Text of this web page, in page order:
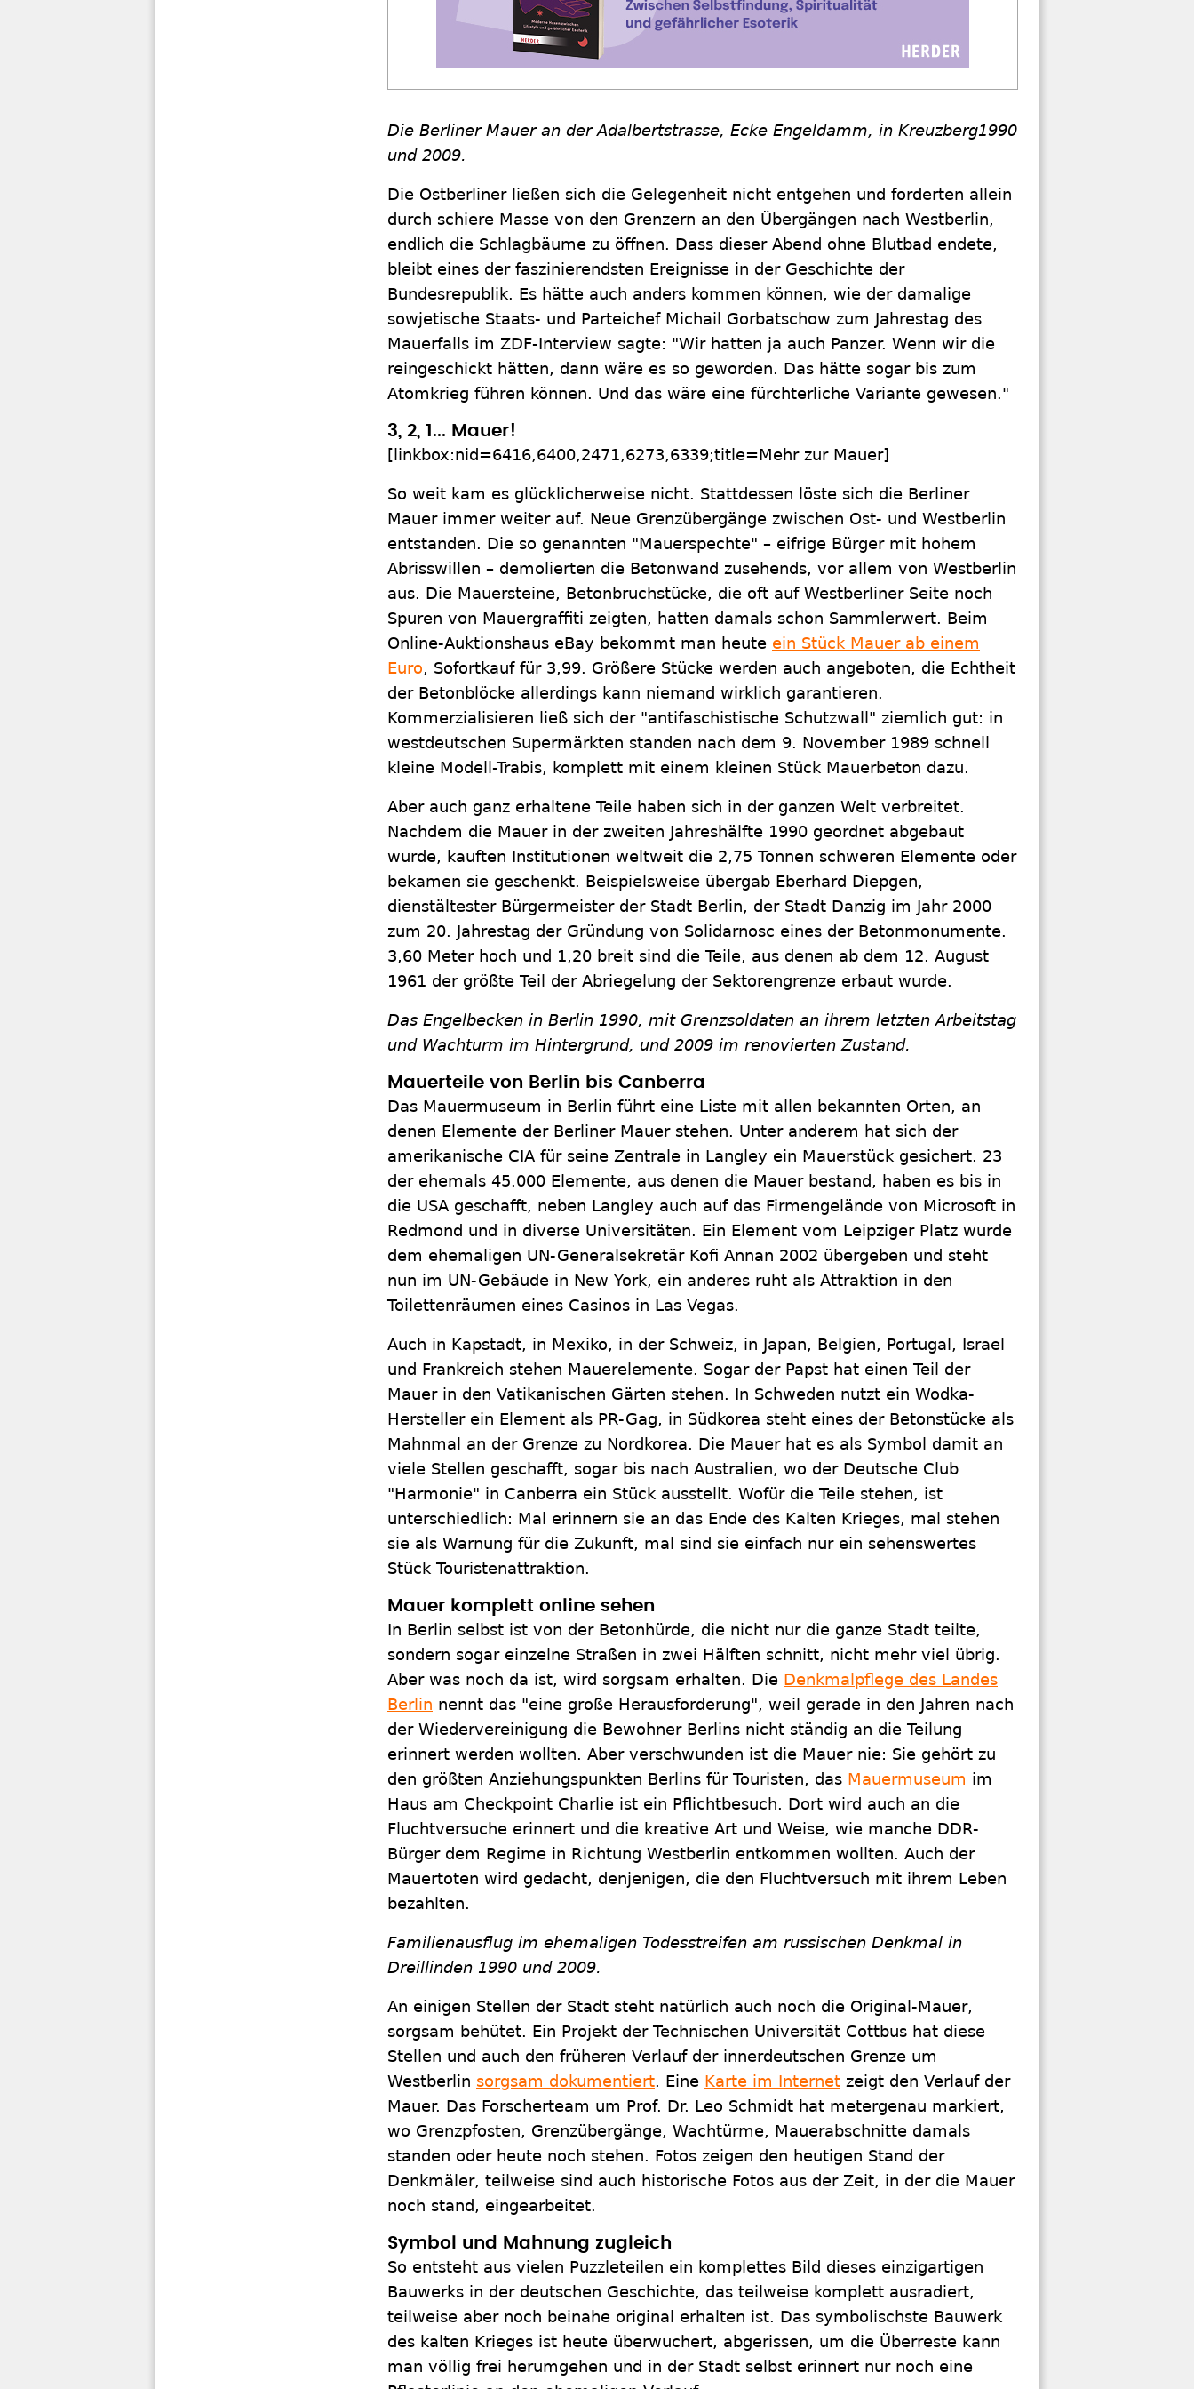
Die Berliner Mauer an derAdalbertstrasse, Ecke Engeldamm, in Kreuzberg1990
und 2009.
Die Ostberliner ließen sich die Gelegenheit nicht entgehen und forderten allein
durch schiere Masse von den Grenzern an den Übergängen nach Westberlin,
endlich die Schlagbäume zu öffnen. Dass dieser Abend ohne Blutbad endete,
bleibt eines der faszinierendsten Ereignisse in der Geschichte der
Bundesrepublik. Es hätte auch anders kommen können, wie der damalige
sowjetische Staats- und Parteichef Michail Gorbatschow zum Jahrestag des
Mauerfalls im ZDF-Interview sagte: "Wir hatten ja auch Panzer. Wenn wir die
reingeschickt hätten, dann wäre es so geworden. Das hätte sogar bis zum
Atomkrieg führen können. Und das wäre eine fürchterliche Variante gewesen."
3, 2, 1... Mauer!
[linkbox:nid=6416,6400,2471,6273,6339;title=Mehr zur Mauer]
So weit kam es glücklicherweise nicht. Stattdessen löste sich die Berliner
Mauer immer weiter auf. Neue Grenzübergänge zwischen Ost- und Westberlin
entstanden. Die so genannten "Mauerspechte" – eifrige Bürger mit hohem
Abrisswillen – demolierten die Betonwand zusehends, vor allem von Westberlin
aus. Die Mauersteine, Betonbruchstücke, die oft auf Westberliner Seite noch
Spuren von Mauergraffiti zeigten, hatten damals schon Sammlerwert. Beim
Online-Auktionshaus eBay bekommt man heute ein Stück Mauer ab einem
Euro, Sofortkauf für 3,99. Größere Stücke werden auch angeboten, die Echtheit
der Betonblöcke allerdings kann niemand wirklich garantieren.
Kommerzialisieren ließ sich der "antifaschistische Schutzwall" ziemlich gut: in
westdeutschen Supermärkten standen nach dem 9. November 1989 schnell
kleine Modell-Trabis, komplett mit einem kleinen Stück Mauerbeton dazu.
Aber auch ganz erhaltene Teile haben sich in der ganzen Welt verbreitet.
Nachdem die Mauer in der zweiten Jahreshälfte 1990 geordnet abgebaut
wurde, kauften Institutionen weltweit die 2,75 Tonnen schweren Elemente oder
bekamen sie geschenkt. Beispielsweise übergab Eberhard Diepgen,
dienstältester Bürgermeister der Stadt Berlin, der Stadt Danzig im Jahr 2000
zum 20. Jahrestag der Gründung von Solidarnosc eines der Betonmonumente.
3,60 Meter hoch und 1,20 breit sind die Teile, aus denen ab dem 12. August
1961 der größte Teil der Abriegelung der Sektorengrenze erbaut wurde.
Das Engelbecken in Berlin 1990, mit Grenzsoldaten an ihrem letzten Arbeitstag
und Wachturm im Hintergrund, und 2009 im renovierten Zustand.
Mauerteile von Berlin bis Canberra
Das Mauermuseum in Berlin führt eine Liste mit allen bekannten Orten, an
denen Elemente der Berliner Mauer stehen. Unter anderem hat sich der
amerikanische CIA für seine Zentrale in Langley ein Mauerstück gesichert. 23
der ehemals 45.000 Elemente, aus denen die Mauer bestand, haben es bis in
die USA geschafft, neben Langley auch auf das Firmengelände von Microsoft in
Redmond und in diverse Universitäten. Ein Element vom Leipziger Platz wurde
dem ehemaligen UN-Generalsekretär Kofi Annan 2002 übergeben und steht
nun im UN-Gebäude in New York, ein anderes ruht als Attraktion in den
Toilettenräumen eines Casinos in Las Vegas.
Auch in Kapstadt, in Mexiko, in der Schweiz, in Japan, Belgien, Portugal, Israel
und Frankreich stehen Mauerelemente. Sogar der Papst hat einen Teil der
Mauer in den Vatikanischen Gärten stehen. In Schweden nutzt ein Wodka-
Hersteller ein Element als PR-Gag, in Südkorea steht eines der Betonstücke als
Mahnmal an der Grenze zu Nordkorea. Die Mauer hat es als Symbol damit an
viele Stellen geschafft, sogar bis nach Australien, wo der Deutsche Club
"Harmonie" in Canberra ein Stück ausstellt. Wofür die Teile stehen, ist
unterschiedlich: Mal erinnern sie an das Ende des Kalten Krieges, mal stehen
sie als Warnung für die Zukunft, mal sind sie einfach nur ein sehenswertes
Stück Touristenattraktion.
Mauer komplett online sehen
In Berlin selbst ist von der Betonhürde, die nicht nur die ganze Stadt teilte,
sondern sogar einzelne Straßen in zwei Hälften schnitt, nicht mehr viel übrig.
Aber was noch da ist, wird sorgsam erhalten. Die Denkmalpflege des Landes
Berlin nennt das "eine große Herausforderung", weil gerade in den Jahren nach
der Wiedervereinigung die Bewohner Berlins nicht ständig an die Teilung
erinnert werden wollten. Aber verschwunden ist die Mauer nie: Sie gehört zu
den größten Anziehungspunkten Berlins für Touristen, das Mauermuseum im
Haus am Checkpoint Charlie ist ein Pflichtbesuch. Dort wird auch an die
Fluchtversuche erinnert und die kreative Art und Weise, wie manche DDR-
Bürger dem Regime in Richtung Westberlin entkommen wollten. Auch der
Mauertoten wird gedacht, denjenigen, die den Fluchtversuch mit ihrem Leben
bezahlten.
Familienausflug im ehemaligen Todesstreifen am russischen Denkmal in
Dreillinden 1990 und 2009.
An einigen Stellen der Stadt steht natürlich auch noch die Original-Mauer,
sorgsam behütet. Ein Projekt der Technischen Universität Cottbus hat diese
Stellen und auch den früheren Verlauf der innerdeutschen Grenze um
Westberlin sorgsam dokumentiert. Eine Karte im Internet zeigt den Verlauf der
Mauer. Das Forscherteam um Prof. Dr. Leo Schmidt hat metergenau markiert,
wo Grenzpfosten, Grenzübergänge, Wachtürme, Mauerabschnitte damals
standen oder heute noch stehen. Fotos zeigen den heutigen Stand der
Denkmäler, teilweise sind auch historische Fotos aus der Zeit, in der die Mauer
noch stand, eingearbeitet.
Symbol und Mahnung zugleich
So entsteht aus vielen Puzzleteilen ein komplettes Bild dieses einzigartigen
Bauwerks in der deutschen Geschichte, das teilweise komplett ausradiert,
teilweise aber noch beinahe original erhalten ist. Das symbolischste Bauwerk
des kalten Krieges ist heute überwuchert, abgerissen, um die Überreste kann
man völlig frei herumgehen und in der Stadt selbst erinnert nur noch eine